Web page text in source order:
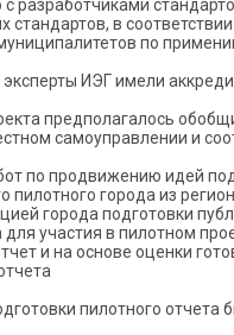
с разработчиками
стандартов, в
по
эксперты ИЭГ имели
предполагалось
самоуправлении и
по продвижению идей
пилотного города из
города подготовки
для участия в пилотном
и на основе оценки
пилотного отчета